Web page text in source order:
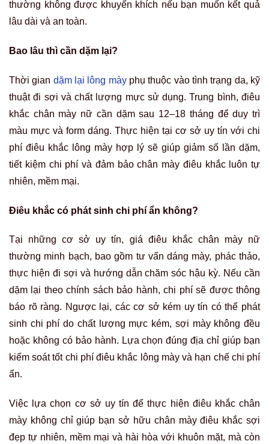
thường không được khuyến khích nếu bạn muốn kết quả
lâu dài và an toàn.
Bao lâu thì cần dặm lại?
Thời gian dặm lại lông màyphụ thuộc vào tình trạng da, kỹ
thuật đi sợi và chất lượng mực sử dụng. Trung bình, điêu
khắc chân mày nữ cần dặm sau 12–18 tháng để duy trì
màu mực và form dáng. Thực hiện tại cơ sở uy tín với chi
phí điêu khắc lông mày hợp lý sẽ giúp giảm số lần dặm,
tiết kiệm chi phí và đảm bảo chân mày điêu khắc luôn tự
nhiên, mềm mại.
Điêu khắc có phát sinh chi phí ẩn không?
Tại những cơ sở uy tín, giá điêu khắc chân mày nữ
thường minh bạch, bao gồm tư vấn dáng mày, phác thảo,
thực hiện đi sợi và hướng dẫn chăm sóc hậu kỳ. Nếu cần
dặm lại theo chính sách bảo hành, chi phí sẽ được thông
báo rõ ràng. Ngược lại, các cơ sở kém uy tín có thể phát
sinh chi phí do chất lượng mực kém, sợi mày không đều
hoặc không có bảo hành. Lựa chọn đúng địa chỉ giúp bạn
kiểm soát tốt chi phí điêu khắc lông mày và hạn chế chi phí
ẩn.
Việc lựa chọn cơ sở uy tín để thực hiện điêu khắc chân
mày không chỉ giúp bạn sở hữu chân mày điêu khắc sợi
đẹp tự nhiên, mềm mại và hài hòa với khuôn mặt, mà còn